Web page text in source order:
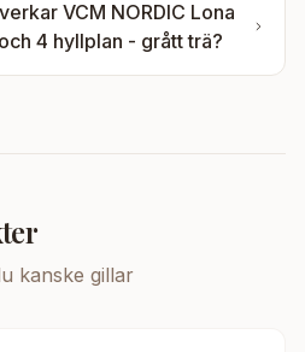
VCM NORDIC Lona
4 hyllplan - grått trä?
kanske gillar